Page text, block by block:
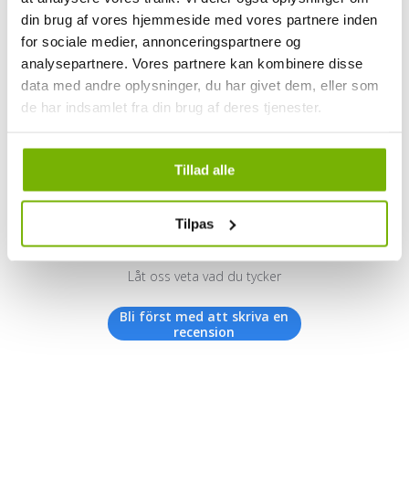
din brug af vores hjemmeside med vores partnere inden
for sociale medier, annonceringspartnere og
analysepartnere. Vores partnere kan kombinere disse
data med andre oplysninger, du har givet dem, eller som
de har indsamlet fra din brug af deres tjenester.
Tillad alle
Tilpas
Kundrecensioner
Vi letar efter stjärnor!
Låt oss veta vad du tycker
Bli först med att skriva en
recension